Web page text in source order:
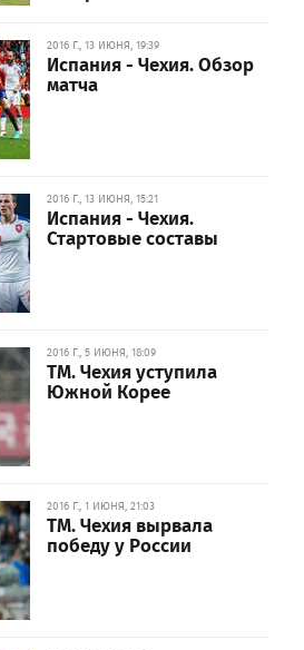
2016 Г., 13 ИЮНЯ, 19:39
Испания - Чехия. Обзор
матча
2016 Г., 13 ИЮНЯ, 15:21
Испания - Чехия.
Стартовые составы
2016 Г., 5 ИЮНЯ, 18:09
ТМ. Чехия уступила
Южной Корее
2016 Г., 1 ИЮНЯ, 21:03
ТМ. Чехия вырвала
победу у России